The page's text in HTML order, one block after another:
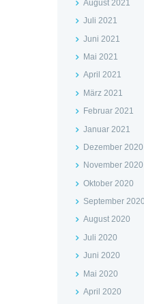
August 2021
Juli 2021
Juni 2021
Mai 2021
April 2021
März 2021
Februar 2021
Januar 2021
Dezember 2020
November 2020
Oktober 2020
September 2020
August 2020
Juli 2020
Juni 2020
Mai 2020
April 2020